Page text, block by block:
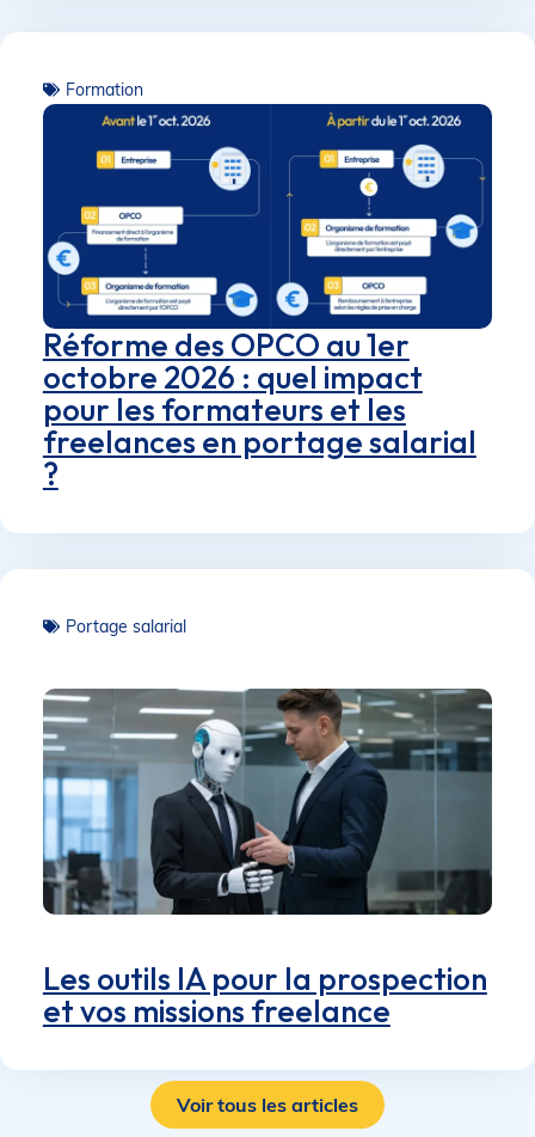
Formation
Réforme des OPCO au 1er
octobre 2026 : quel impact
pour les formateurs et les
freelances en portage salarial
?
Portage salarial
Les outils IA pour la prospection
et vos missions freelance
Voir tous les articles